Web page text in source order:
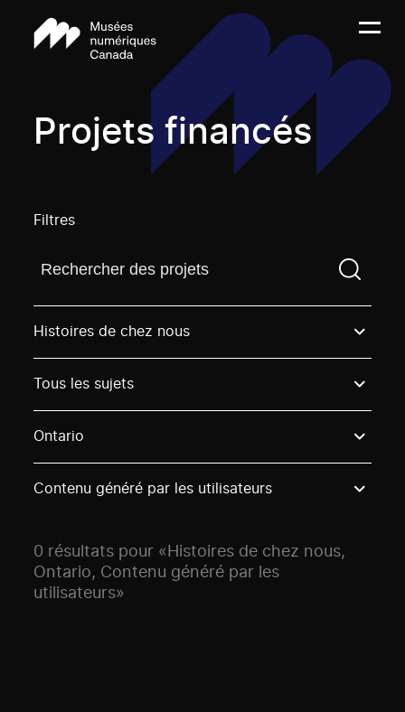
Projets financés
Filtres
Trouvez un projetVous devez saisir un terme de
Histoires de chez nous
Tous les sujets
Ontario
Contenu généré par les utilisateurs
0 résultats pour «Histoires de chez nous,
Ontario, Contenu généré par les
utilisateurs»